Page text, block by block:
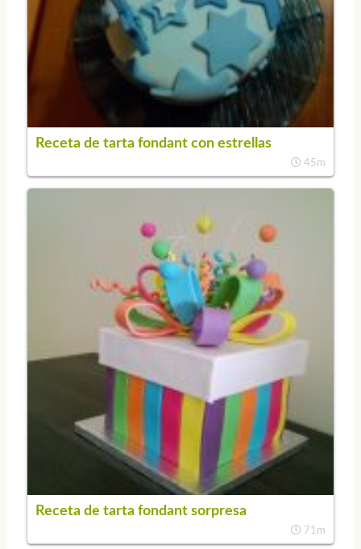
Receta de tarta fondant con estrellas
45m
Receta de tarta fondant sorpresa
71m